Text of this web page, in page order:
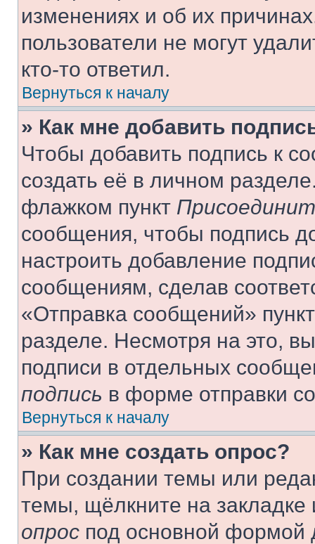
изменениях и об их
пользователи не могут
кто-то ответил.
Вернуться к началу
» Как мне добавить
Чтобы добавить подпись к
создать её в личном
флажком пункт
сообщения, чтобы подпись
настроить добавление
сообщениям, сделав
«Отправка сообщений»
разделе. Несмотря на это,
подписи в отдельных
подпись в форме отправки
Вернуться к началу
» Как мне создать опрос?
При создании темы или
темы, щёлкните на
опрос под основной формой